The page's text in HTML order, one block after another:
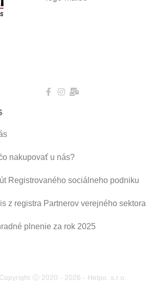
nakupovať u nás?
Registrovaného sociálneho podniku
z registra Partnerov verejného sektora
plnenie za rok 2025
Copyright Ⓒ 2020 - 2026 - Helpo. s.r.o.